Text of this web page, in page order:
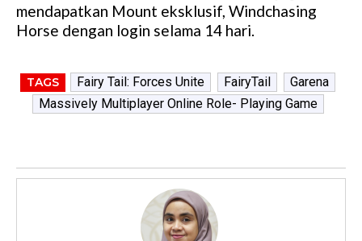
mendapatkan Mount eksklusif, Windchasing
Horse dengan login selama 14 hari.
TAGS Fairy Tail: Forces Unite FairyTail
Garena
Massively Multiplayer Online Role- Playing Game